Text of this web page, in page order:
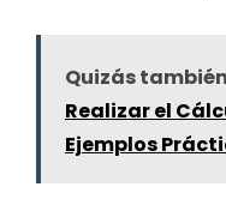
Quizás
Realizar el
Ejemplos